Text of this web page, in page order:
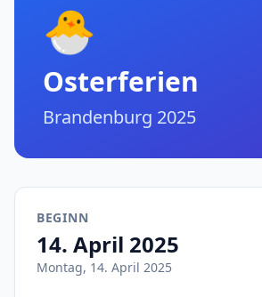
🐣
Osterferien
Brandenburg 2025
BEGINN
14. April 2025
Montag, 14. April 2025